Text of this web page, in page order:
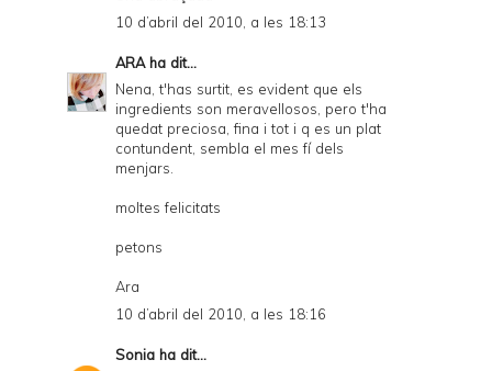
10 d’abril del 2010, a les 18:13
ARAha dit...
Nena, t'has surtit, es evident que els
ingredients son meravellosos, pero t'ha
quedat preciosa, fina i tot i q es un plat
contundent, sembla el mes fí dels
menjars.
moltes felicitats
petons
Ara
10 d’abril del 2010, a les 18:16
Sonia ha dit...